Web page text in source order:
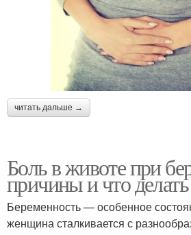
читать дальше →
Боль в животе при
причины и что делать
Беременность — особенное
женщина сталкивается с